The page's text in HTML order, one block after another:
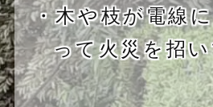
・木や枝が電線
って火災を招